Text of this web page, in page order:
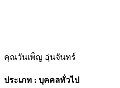
คุณวันเพ็ญ อุ่นจันทร์
ประเภท : บุคคลทั่วไป